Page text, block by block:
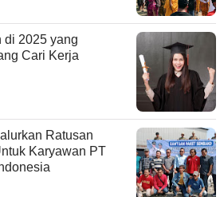
di 2025 yang
Cari Kerja
Ratusan
Karyawan PT